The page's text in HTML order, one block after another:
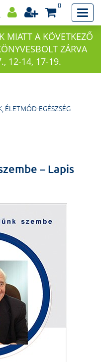
0
MIATT A KÖVETKEZŐ
ZÁRVA
12-14, 17-19.
ÉLETMÓD-EGÉSZSÉG
– Lapis